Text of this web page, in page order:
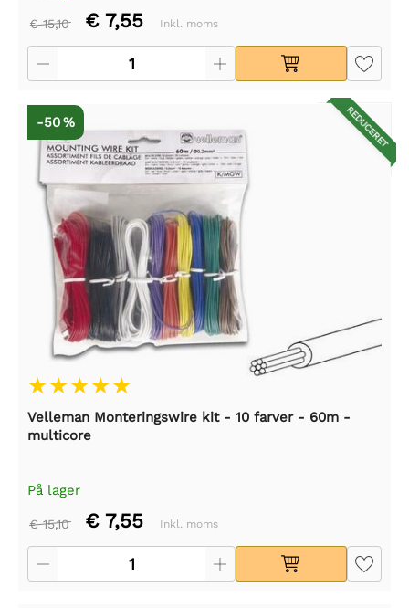
€ 15,10 € 7,55 Inkl. moms
REDUCERET
-50 %
Velleman Monteringswire kit - 10 farver - 60m -
multicore
På lager
€ 15,10 € 7,55 Inkl. moms